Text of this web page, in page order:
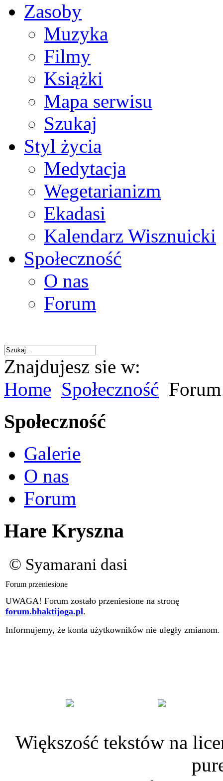
Zasoby
Muzyka
Filmy
Książki
Mapa serwisu
Szukaj
Styl życia
Medytacja
Wegetarianizm
Ekadasi
Kalendarz Wisznuicki
Społeczność
O nas
Forum
Znajdujesz sie w:
Home Społeczność Forum
Społeczność
Galerie
O nas
Forum
Hare Kryszna
© Syamarani dasi
Forum przeniesione
UWAGA! Forum zostało przeniesione na stronę
forum.bhaktijoga.pl.
Informujemy, że konta użytkowników nie uległy zmianom.
Większość tekstów na